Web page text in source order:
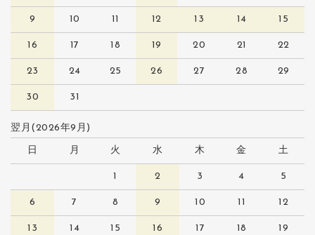
9 10 11 12 13 14 15
16 17 18 19 20 21 22
23 24 25 26 27 28 29
30 31
翌月(2026年9月)
日 月 火 水 木 金 土
1 2 3 4 5
6 7 8 9 10 11 12
13 14 15 16 17 18 19